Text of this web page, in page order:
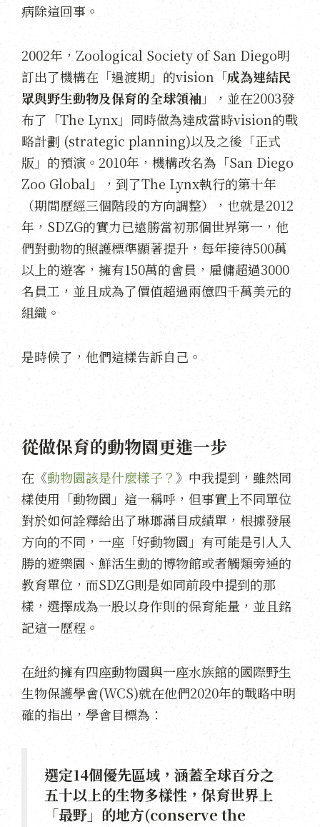
病除這回事。
2002年，Zoological Society of San Diego明
訂出了機構在「過渡期」的vision「成為連結民
眾與野生動物及保育的全球領袖」，並在2003發
布了「The Lynx」同時做為達成當時vision的戰
略計劃 (strategic planning)以及之後「正式
版」的預演。2010年，機構改名為「San Diego
Zoo Global」，到了The Lynx執行的第十年
（期間歷經三個階段的方向調整），也就是2012
年，SDZG的實力已遠勝當初那個世界第一，他
們對動物的照護標準顯著提升，每年接待500萬
以上的遊客，擁有150萬的會員，雇傭超過3000
名員工，並且成為了價值超過兩億四千萬美元的
組織。
是時候了，他們這樣告訴自己。
從做保育的動物園更進一步
在《動物園該是什麼樣子？ 》中我提到，雖然同
樣使用「動物園」這一稱呼，但事實上不同單位
對於如何詮釋給出了琳瑯滿目成績單，根據發展
方向的不同，一座「好動物園」有可能是引人入
勝的遊樂園、鮮活生動的博物館或者觸類旁通的
教育單位，而SDZG則是如同前段中提到的那
樣，選擇成為一股以身作則的保育能量，並且銘
記這一歷程。
在紐約擁有四座動物園與一座水族館的國際野生
生物保護學會(WCS)就在他們2020年的戰略中明
確的指出，學會目標為：
選定14個優先區域，涵蓋全球百分之
五十以上的生物多樣性，保育世界上
「最野」的地方(conserve the